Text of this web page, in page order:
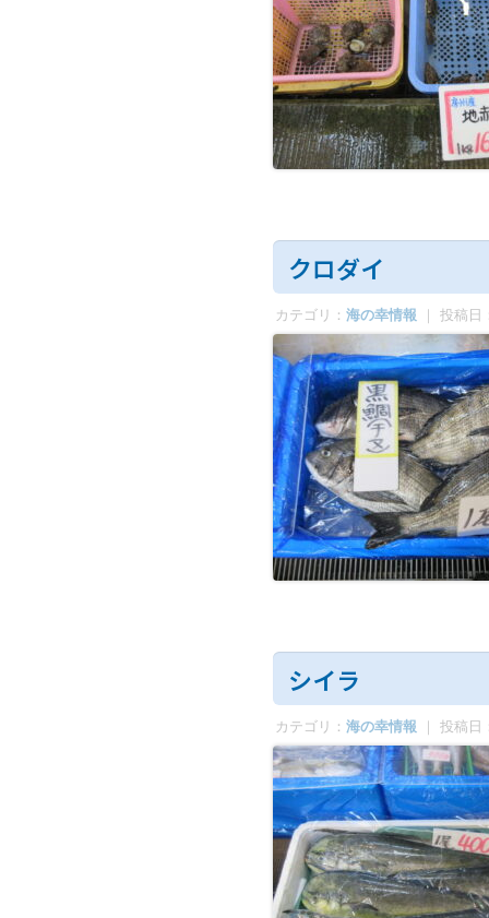
クロダイ
カテゴリ： 海の幸情報 ｜ 投稿日
シイラ
カテゴリ： 海の幸情報 ｜ 投稿日